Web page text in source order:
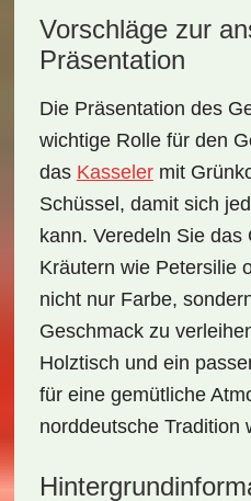
Vorschläge zur
Präsentation
Die Präsentation des
wichtige Rolle für den
das Kasselermit
Schüssel, damit sich
kann. Veredeln Sie das
Kräutern wie Petersilie
nicht nur Farbe,
Geschmack zu
Holztisch und ein
für eine gemütliche
norddeutsche Tradition